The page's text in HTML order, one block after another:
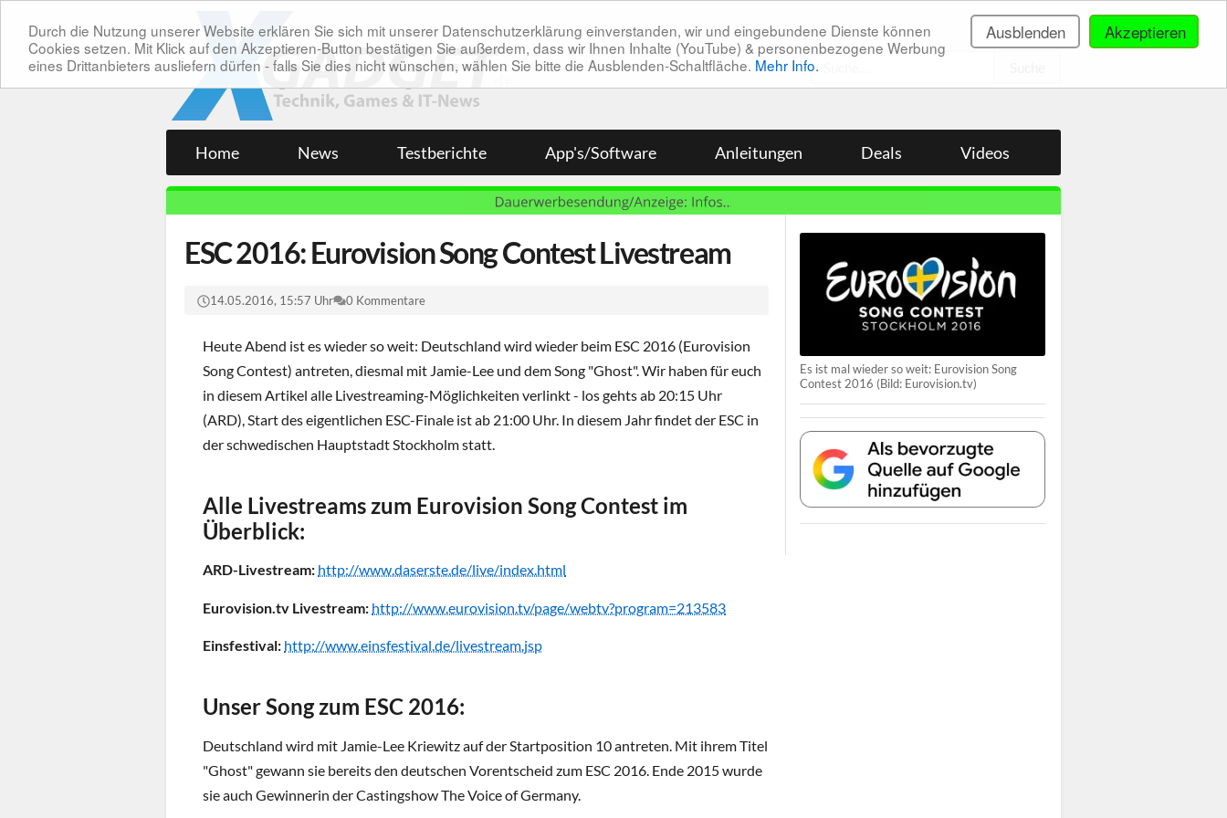
Akzeptieren
Ausblenden
Durch die Nutzung unserer Website erklären Sie sich mit unserer Datenschutzerklärung einverstanden, wir und eingebundene Dienste können
Cookies setzen. Mit Klick auf den Akzeptieren-Button bestätigen Sie außerdem, dass wir Ihnen Inhalte (YouTube) & personenbezogene Werbung
eines Drittanbieters ausliefern dürfen - falls Sie dies nicht wünschen, wählen Sie bitte die Ausblenden-Schaltfläche. Mehr Info.
Home News Testberichte App's/Software Anleitungen Deals Videos
ESC 2016: Eurovision Song Contest Livestream
14.05.2016, 15:57 Uhr 0 Kommentare
Heute Abend ist es wieder so weit: Deutschland wird wieder beim ESC 2016 (Eurovision
Song Contest) antreten, diesmal mit Jamie-Lee und dem Song "Ghost". Wir haben für euch
in diesem Artikel alle Livestreaming-Möglichkeiten verlinkt - los gehts ab 20:15 Uhr
(ARD), Start des eigentlichen ESC-Finale ist ab 21:00 Uhr. In diesem Jahr findet der ESC in
der schwedischen Hauptstadt Stockholm statt.
Alle Livestreams zum Eurovision Song Contest im
Überblick:
ARD-Livestream: http://www.daserste.de/live/index.html
Eurovision.tv Livestream: http://www.eurovision.tv/page/webtv?program=213583
Einsfestival: http://www.einsfestival.de/livestream.jsp
Unser Song zum ESC 2016:
Deutschland wird mit Jamie-Lee Kriewitz auf der Startposition 10 antreten. Mit ihrem Titel
"Ghost" gewann sie bereits den deutschen Vorentscheid zum ESC 2016. Ende 2015 wurde
sie auch Gewinnerin der Castingshow The Voice of Germany.
Es ist mal wieder so weit: Eurovision Song
Contest 2016 (Bild: Eurovision.tv)